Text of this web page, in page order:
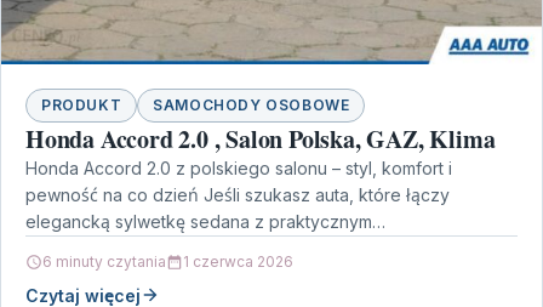
PRODUKT SAMOCHODY OSOBOWE
Honda Accord 2.0 , Salon Polska, GAZ, Klima
Honda Accord 2.0 z polskiego salonu – styl, komfort i
pewność na co dzień Jeśli szukasz auta, które łączy
elegancką sylwetkę sedana z praktycznym…
6 minuty czytania 1 czerwca 2026
Czytaj więcej